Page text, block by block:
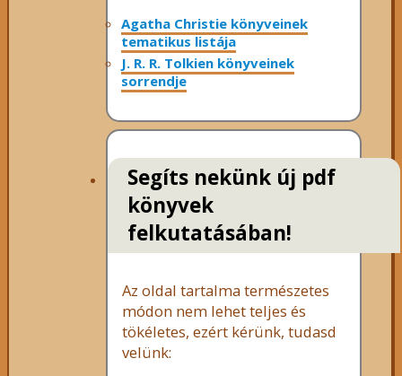
Agatha Christie könyveinek
tematikus listája
J. R. R. Tolkien könyveinek
sorrendje
Segíts nekünk új pdf
könyvek
felkutatásában!
Az oldal tartalma természetes
módon nem lehet teljes és
tökéletes, ezért kérünk, tudasd
velünk: